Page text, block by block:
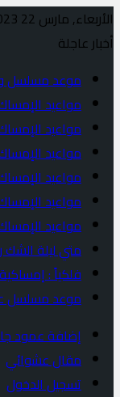
الأربعاء, مارس 22 2023
أخبار عاجلة
موعد مسلسل وعود سخية 2023
مواعيد الإمساك
مواعيد الإمساك
مواعيد الإمساك
مواعيد الإمساك
مواعيد الإمساك
مواعيد الإمساك
متي ليلة الشك رمضان 2023 في
فلكياً : إمساكية
موعد مسلسل عملة نادرة 2023
إضافة عمود
مقال عشوائي
تسجيل الدخول